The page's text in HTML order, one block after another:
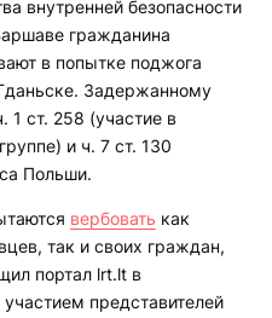
внутренней безопасности
гражданина
в попытке поджога
Задержанному
1 ст. 258 (участие в
и ч. 7 ст. 130
Польши.
вербовать как
так и своих граждан,
портал lrt.lt в
представителей